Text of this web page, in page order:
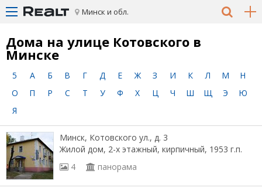
Минск и обл.
Дома на улице Котовского в
Минске
5 А Б В Г Д Е Ж З И К Л М
Н
О
П Р С Т У Ф Х Ц Ч Ш Щ Э
Ю
Я
Минск, Котовского ул., д. 3
Жилой дом, 2-х этажный, кирпичный, 1953 г.п.
4
панорама